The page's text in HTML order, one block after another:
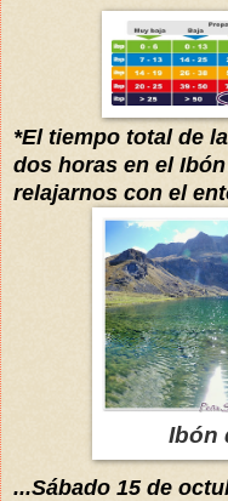
*El tiempo total de
dos horas en el
relajarnos con el
Ibón
...Sábado 15 de